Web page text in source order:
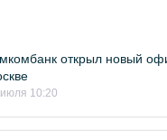
открыл новый
10:20